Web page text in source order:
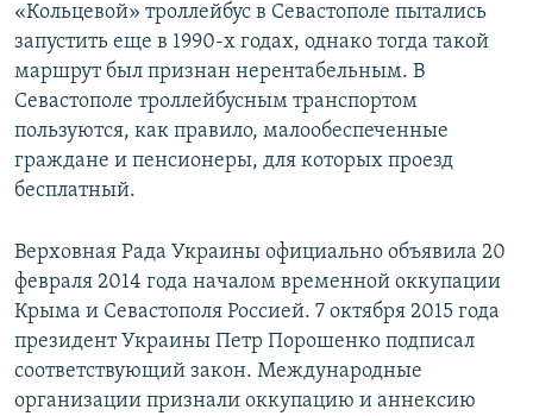
«Кольцевой» троллейбус в Севастополе пытались
запустить еще в 1990-х годах, однако тогда такой
маршрут был признан нерентабельным. В
Севастополе троллейбусным транспортом
пользуются, как правило, малообеспеченные
граждане и пенсионеры, для которых проезд
бесплатный.
Верховная Рада Украины официально объявила 20
февраля 2014 года началом временной оккупации
Крыма и Севастополя Россией. 7 октября 2015 года
президент Украины Петр Порошенко подписал
соответствующий закон. Международные
организации признали оккупацию и аннексию